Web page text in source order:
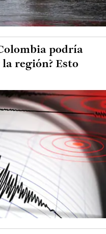
podría
región? Esto